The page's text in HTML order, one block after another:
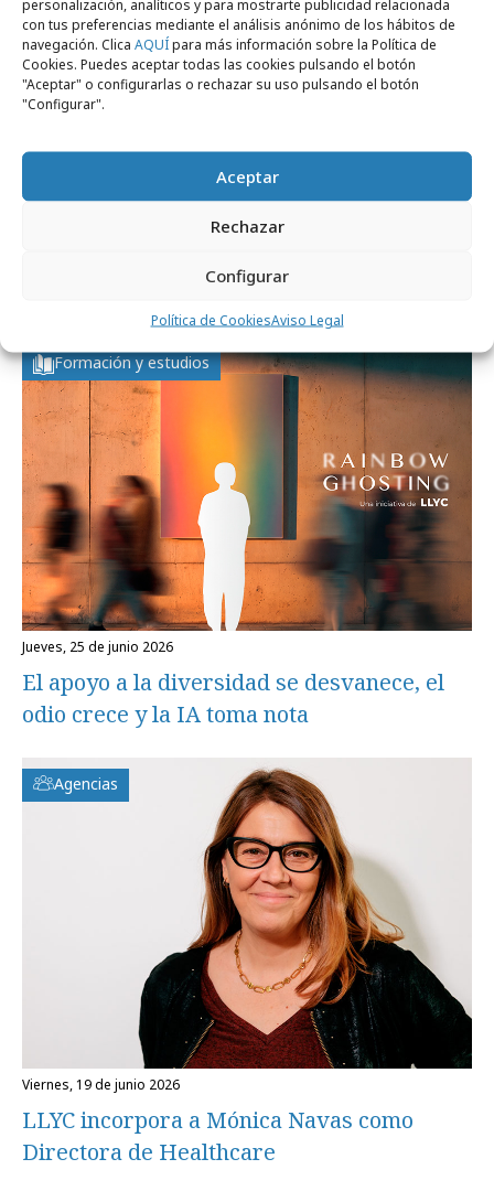
personalización, analíticos y para mostrarte publicidad relacionada
con tus preferencias mediante el análisis anónimo de los hábitos de
navegación. Clica AQUÍpara más información sobre la Política de
Cookies. Puedes aceptar todas las cookies pulsando el botón
"Aceptar" o configurarlas o rechazar su uso pulsando el botón
"Configurar".
Aceptar
Rechazar
Configurar
Política de CookiesAviso Legal
Formación y estudios
jueves, 25 de junio 2026
El apoyo a la diversidad se desvanece, el
odio crece y la IA toma nota
Agencias
viernes, 19 de junio 2026
LLYC incorpora a Mónica Navas como
Directora de Healthcare